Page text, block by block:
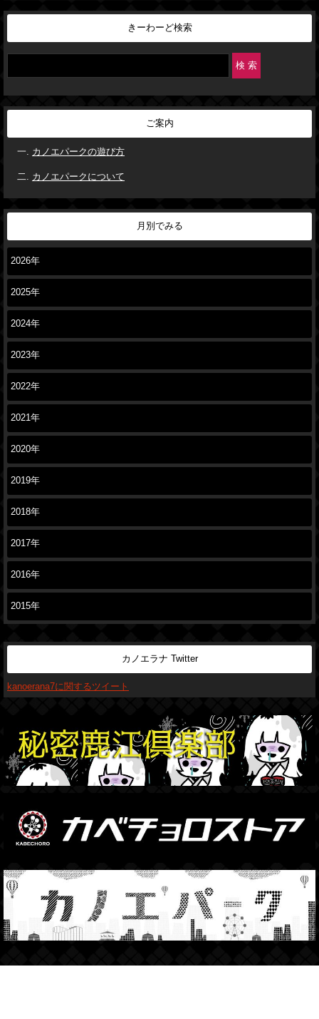
きーわーど検索
ご案内
カノエパークの遊び方
カノエパークについて
月別でみる
2026年
2025年
2024年
2023年
2022年
2021年
2020年
2019年
2018年
2017年
2016年
2015年
カノエラナ Twitter
kanoerana7に関するツイート